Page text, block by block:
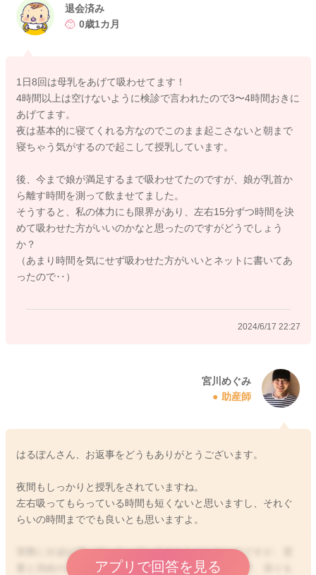
またお食事をしっかりと召し上がっていただき、水分もしっか
りととるようにしていただくのもいいと思いますよ。
退会済み
0歳1カ月
1日8回は母乳をあげて吸わせてます！
4時間以上は空けないように検診で言われたので3〜4時間おきに
あげてます。
夜は基本的に寝てくれる方なのでこのまま起こさないと朝まで
寝ちゃう気がするので起こして授乳しています。
後、今まで娘が満足するまで吸わせてたのですが、娘が乳首か
ら離す時間を測って飲ませてました。
そうすると、私の体力にも限界があり、左右15分ずつ時間を決
めて吸わせた方がいいのかなと思ったのですがどうでしょう
か？
（あまり時間を気にせず吸わせた方がいいとネットに書いてあ
ったので‥）
2024/6/17 22:27
宮川めぐみ
助産師
はるぽんさん、お返事をどうもありがとうございます。
夜間もしっかりと授乳をされていますね。
左右吸ってもらっている時間も短くないと思いますし、それぐ
らいの時間まででも良いとも思いますよ。
実際に分泌が減ってしまっているのかわからないのですが、需
要と供給のバランスが取れるようになってきたことで、張りを
アプリで回答を見る